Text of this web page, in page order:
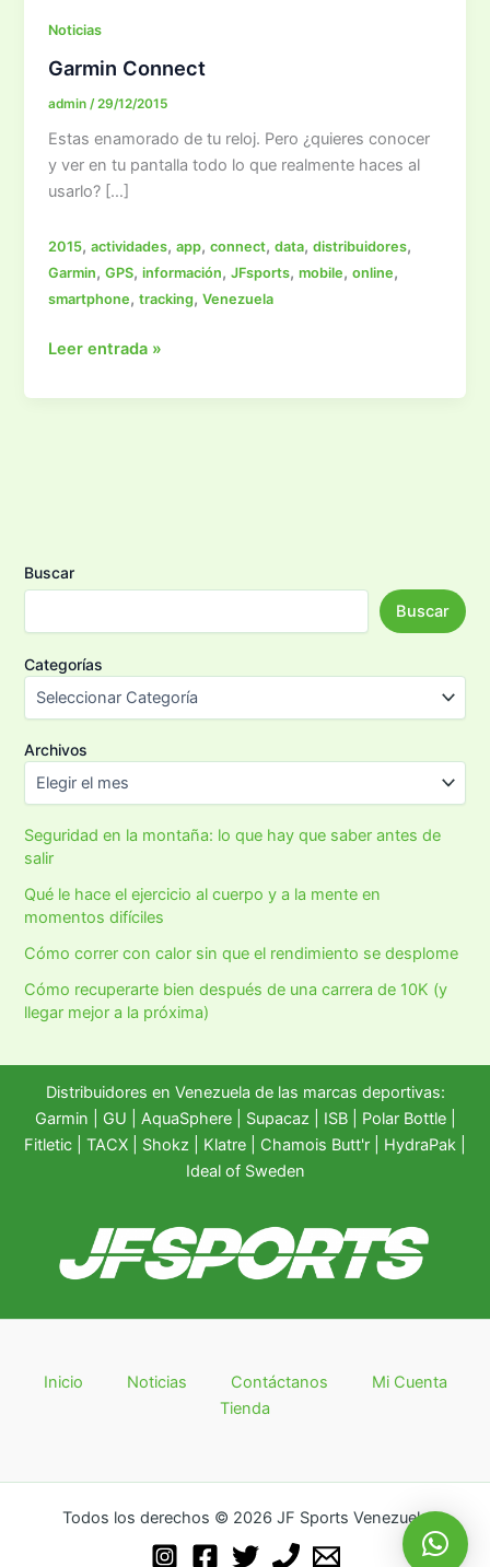
Noticias
Garmin Connect
admin /29/12/2015
Estas enamorado de tu reloj. Pero ¿quieres conocer
y ver en tu pantalla todo lo que realmente haces al
usarlo? […]
2015,actividades,app,connect,data,distribuidores,
Garmin,GPS,información,JFsports,mobile,online,
smartphone,tracking,Venezuela
Garmin
Leer entrada »
Buscar
Buscar
Categorías
Archivos
Seguridad en la montaña: lo que hay que saber antes de
salir
Qué le hace el ejercicio al cuerpo y a la mente en
momentos difíciles
Cómo correr con calor sin que el rendimiento se desplome
Cómo recuperarte bien después de una carrera de 10K (y
llegar mejor a la próxima)
Distribuidores en Venezuela de las marcas deportivas:
Garmin
GU AquaSphere| Supacaz | ISB | Polar Bottle|
Fitletic
TACX Shokz Klatre Chamois Butt'r HydraPak
Ideal of Sweden
Inicio Noticias Contáctanos
Mi Cuenta
Tienda
Todos los derechos © 2026 JF Sports Venezuela